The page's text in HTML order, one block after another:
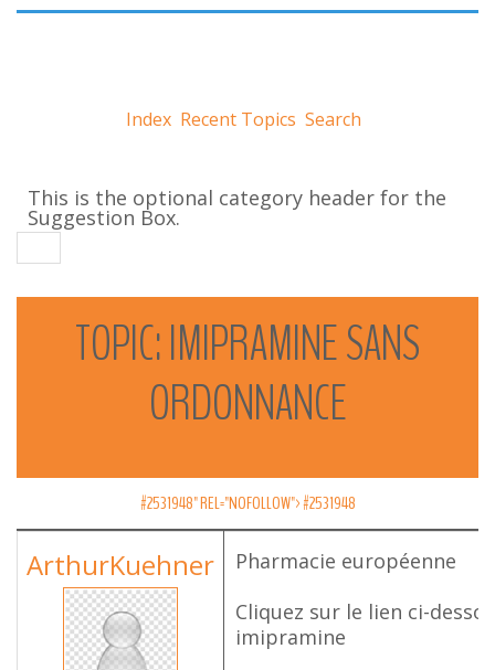
Index Recent Topics Search
This is the optional category header for the
Suggestion Box.
TOPIC:IMIPRAMINESANS
ORDONNANCE
#2531948" REL="NOFOLLOW">#2531948
ArthurKuehner
Pharmacie européenne
Cliquez sur le lien ci-
imipramine